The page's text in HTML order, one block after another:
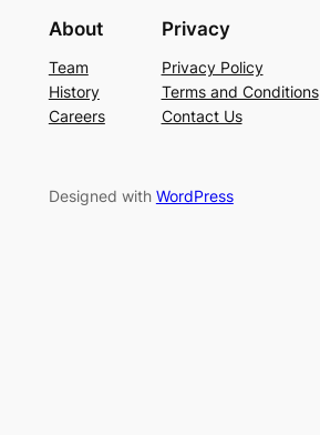
About
Team
History
Careers
Privacy
Privacy Policy
Terms and Conditions
Contact Us
Designed with WordPress